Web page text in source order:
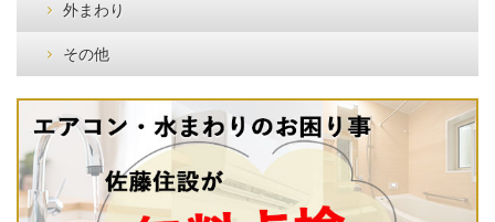
外まわり
その他